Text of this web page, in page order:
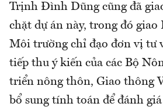
Trịnh Đình Dũng cũng đã
chặt dự án này, trong đó giao
Môi trường chỉ đạo đơn vị tư
tiếp thu ý kiến của các Bộ
triển nông thôn, Giao thông
bổ sung tính toán để đánh